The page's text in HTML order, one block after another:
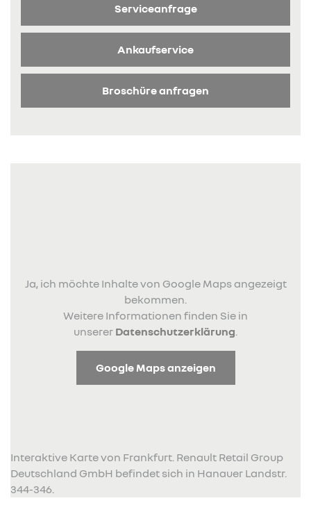
Serviceanfrage
Ankaufservice
Broschüre anfragen
Ja, ich möchte Inhalte von Google Maps angezeigt
bekommen.
Weitere Informationen finden Sie in
unserer Datenschutzerklärung
Google Maps anzeigen
Interaktive Karte von Frankfurt. Renault Retail Group
Deutschland GmbH befindet sich in Hanauer Landstr.
344-346.